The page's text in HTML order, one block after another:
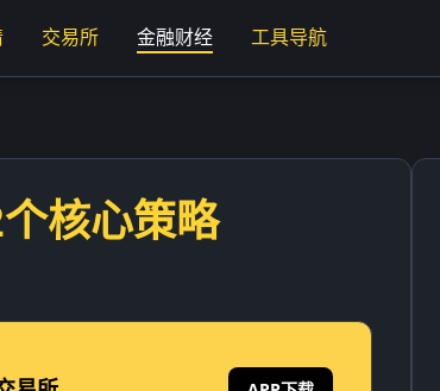
交易所 金融财经 工具导航
核心策略